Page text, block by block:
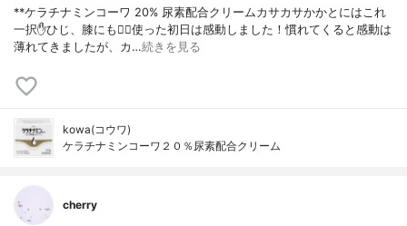
**ケラチナミンコーワ 20% 尿素配合クリームカサカサかかとにはこれ
一択✋ひじ、膝にも🙆‍♀️使った初日は感動しました！慣れてくると感動は
薄れてきましたが、カ…続きを見る
kowa(コウワ)
ケラチナミンコーワ２０％尿素配合クリーム
cherry